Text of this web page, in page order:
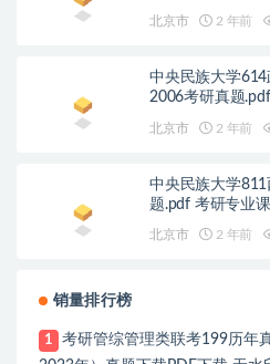
北京市 2 年前
中央民族大学
2006考研真题
北京市 2 年前
中央民族大学
题.pdf 考研专业
北京市 2 年前
销量排行榜
1
考研管综管理类联考199历年